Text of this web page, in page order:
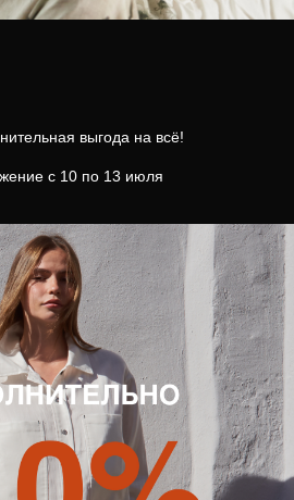
выгода на всё!
с 10 по 13 июля